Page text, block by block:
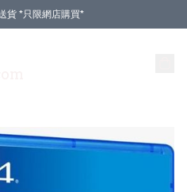
貨 *只限網店購買*